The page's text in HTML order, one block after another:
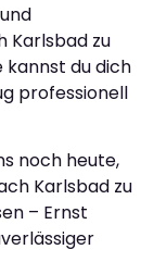
Karlsbad zu
kannst du dich
professionell
noch heute,
Karlsbad zu
– Ernst